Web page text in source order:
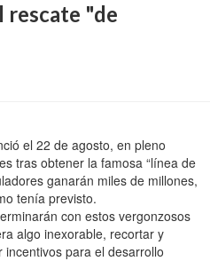
rescate "de
el 22 de agosto, en pleno
tras obtener la famosa “línea de
ganarán miles de millones,
tenía previsto.
con estos vergonzosos
algo inexorable, recortar y
para el desarrollo